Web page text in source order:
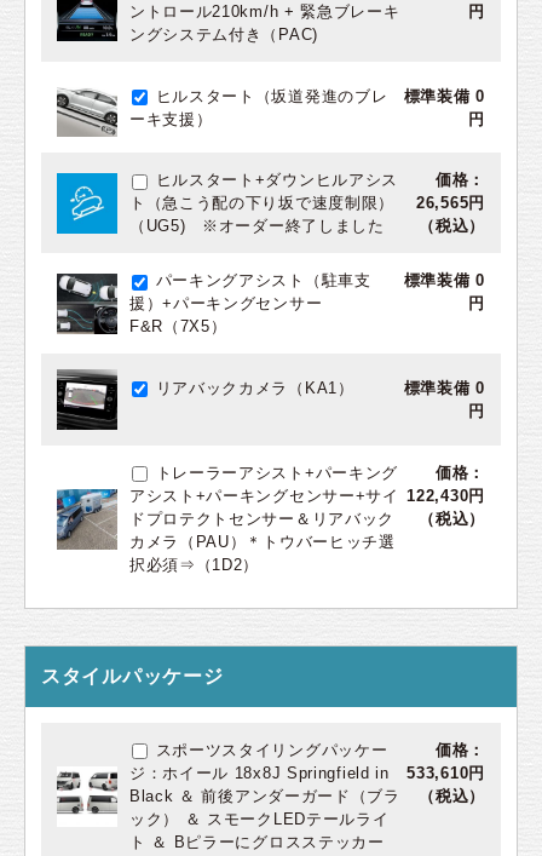
ントロール210km/h + 緊急ブレーキ
ングシステム付き（PAC)
円
ヒルスタート（坂道発進のブレ
ーキ支援）
標準装備 0
円
ヒルスタート+ダウンヒルアシス
ト（急こう配の下り坂で速度制限）
（UG5) ※オーダー終了しました
価格：
26,565円
（税込）
パーキングアシスト（駐車支
援）+パーキングセンサー
F&R（7X5）
標準装備 0
円
リアバックカメラ（KA1）
標準装備 0
円
トレーラーアシスト+パーキング
アシスト+パーキングセンサー+サイ
ドプロテクトセンサー＆リアバック
カメラ（PAU）＊トウバーヒッチ選
択必須⇒（1D2）
価格：
122,430円
（税込）
スタイルパッケージ
スポーツスタイリングパッケー
ジ：ホイール 18x8J Springfield in
Black ＆ 前後アンダーガード（ブラ
ック） ＆ スモークLEDテールライ
ト ＆ Bピラーにグロスステッカー
価格：
533,610円
（税込）